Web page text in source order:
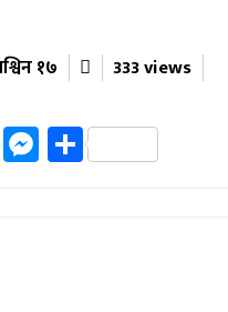
१७ 333 views
GmailMessenger
Share